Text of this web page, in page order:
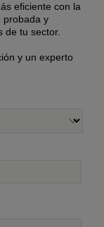
eficiente con la
probada y
de tu sector.
y un experto